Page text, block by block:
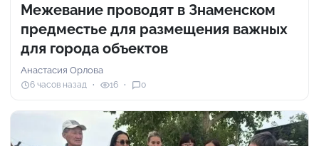
Межевание проводят в Знаменском
предместье для размещения важных
для города объектов
Анастасия Орлова
6 часов назад 16 0